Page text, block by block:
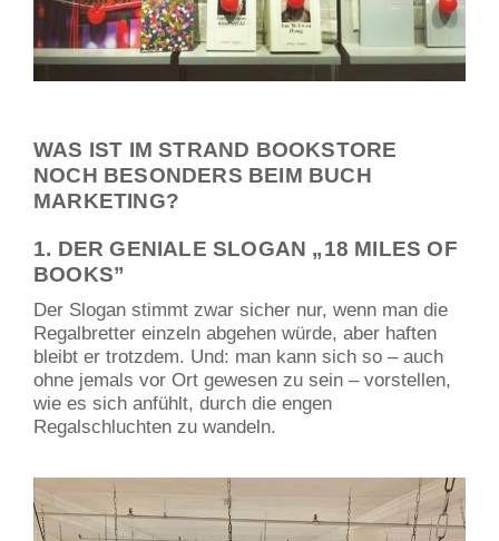
WAS IST IM STRAND BOOKSTORE
NOCH BESONDERS BEIM BUCH
MARKETING?
1. DER GENIALE SLOGAN „18 MILES OF
BOOKS”
Der Slogan stimmt zwar sicher nur, wenn man die
Regalbretter einzeln abgehen würde, aber haften
bleibt er trotzdem. Und: man kann sich so – auch
ohne jemals vor Ort gewesen zu sein – vorstellen,
wie es sich anfühlt, durch die engen
Regalschluchten zu wandeln.